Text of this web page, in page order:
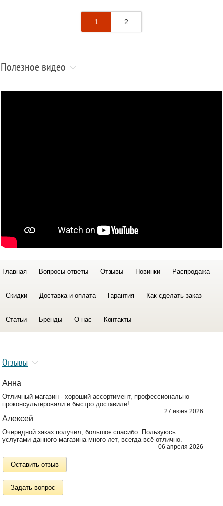
1 2
Полезное видео
Главная Вопросы-ответы Отзывы Новинки Распродажа
Скидки Доставка и оплата Гарантия Как сделать заказ
Статьи Бренды О нас Контакты
Отзывы
Анна
Отличный магазин - хороший ассортимент, профессионально
проконсультировали и быстро доставили!
27 июня 2026
Алексей
Очередной заказ получил, большое спасибо. Пользуюсь
услугами данного магазина много лет, всегда всё отлично.
06 апреля 2026
Оставить отзыв
Задать вопрос